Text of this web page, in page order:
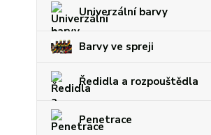
Univerzální barvy
Barvy ve spreji
Ředidla a rozpouštědla
Penetrace